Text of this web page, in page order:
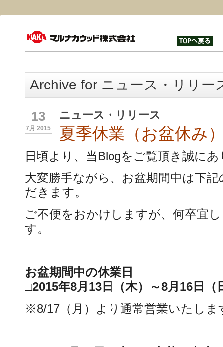
Archive for ニュース・リリー
13
7月 2015
ニュース・リリース
夏季休業（お盆休み
日頃より、当Blogをご覧頂き誠に
大変勝手ながら、お盆期間中は下
だきます。
ご不便をおかけしますが、何卒宜
す。
お盆期間中の休業日
□2015年8月13日（木）～8月16日（
※8/17（月）より通常営業いたしま